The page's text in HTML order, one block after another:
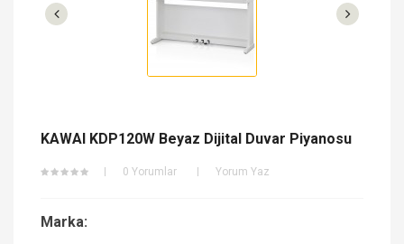
KAWAI KDP120W Beyaz Dijital Duvar Piyanosu
0 Yorumlar Yorum Yaz
Marka: